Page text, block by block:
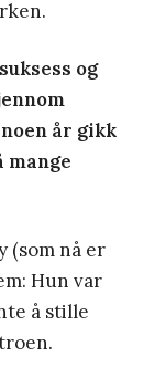
og
år gikk
mange
(som nå er
Hun var
å stille